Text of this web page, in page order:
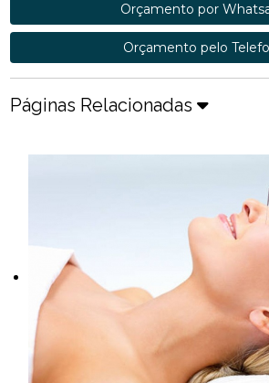
Orçamento por
Orçamento pelo
Páginas Relacionadas